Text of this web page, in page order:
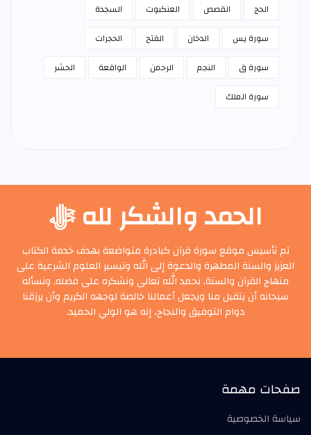
الحج
القصص العنكبوت
السجدة
سورة يس
الدخان الفتح
الحجرات
سورة ق
النجم الرحمن الواقعة
الحشر
سورة الملك
الحمد والشكر لله ﷻ
تم تأسيس موقع سورة قرآن كبادرة متواضعة بهدف خدمة الكتاب
العزيز والسنة المطهرة والدعوة إلى الله وتيسير العلوم الشرعية على
منهاج القرآن والسنة, نحمد الله تعالى ونشكره على فضله, ونسأله
سبحانه أن يتقبل منا ويجعل أعمالنا خالصة لوجهه الكريم وأن يرزقنا
دوام التوفيق والنجاح، إنه هو الولي الحميد.
صفحات مهمة
سياسة الخصوصية